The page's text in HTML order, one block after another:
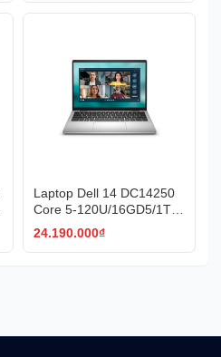
Laptop Dell 14 DC14250
Core 5-120U/16GD5/1TS
SD/14''_FHD+/IPS/300nits
/4C54W/W11SL+OFFICE/
24.190.000₫